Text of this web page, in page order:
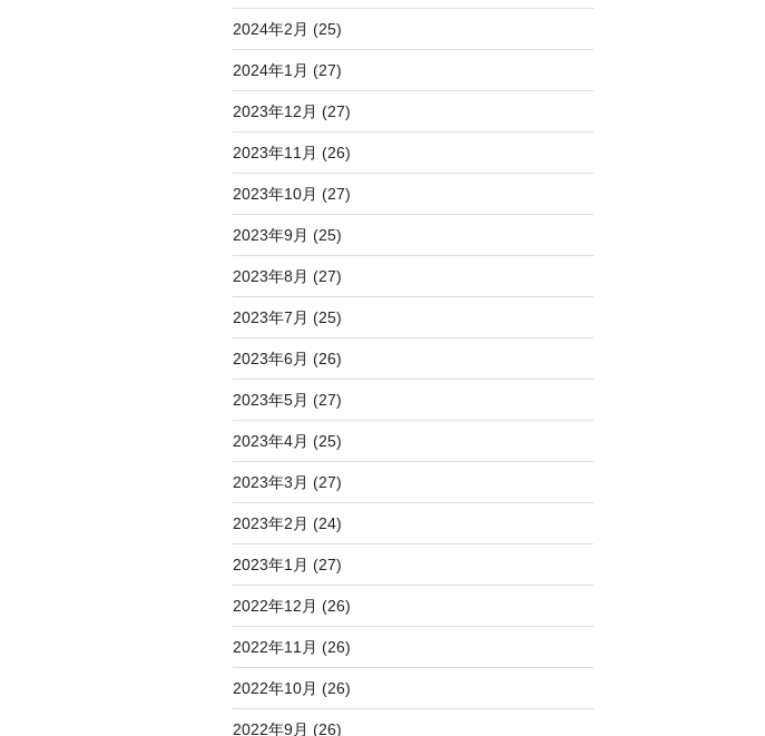
2024年2月 (25)
2024年1月 (27)
2023年12月 (27)
2023年11月 (26)
2023年10月 (27)
2023年9月 (25)
2023年8月 (27)
2023年7月 (25)
2023年6月 (26)
2023年5月 (27)
2023年4月 (25)
2023年3月 (27)
2023年2月 (24)
2023年1月 (27)
2022年12月 (26)
2022年11月 (26)
2022年10月 (26)
2022年9月 (26)